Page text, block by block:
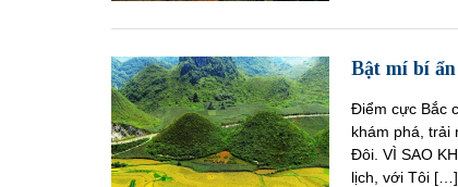
Bật mí bí
Điểm cực Bắc
khám phá, trải
Đôi. VÌ SAO
lịch, với Tôi […]